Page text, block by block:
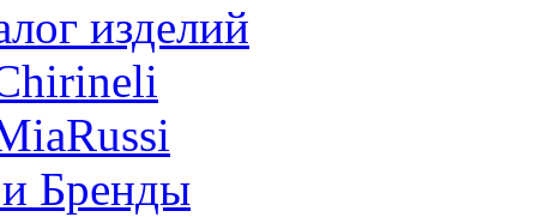
изделий
Бренды